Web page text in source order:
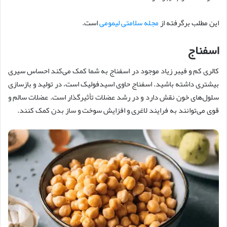
این مطلب برگرفته ازمجله سلامتی لیمومیاست.
اسفناج
کالری کم و فیبر زیاد موجود در اسفناج به شما کمک می‌کند احساس سیری
بیشتری داشته باشید. اسفناج حاوی اسیدفولیک است، در تولید و بازسازی
سلول‌های خون نقش دارد و در رشد عضلات تأثیرگذار است. عضلات سالم و
قوی می‌توانند به فرایند لاغری و افزایش سوخت و ساز بدن کمک کنند.